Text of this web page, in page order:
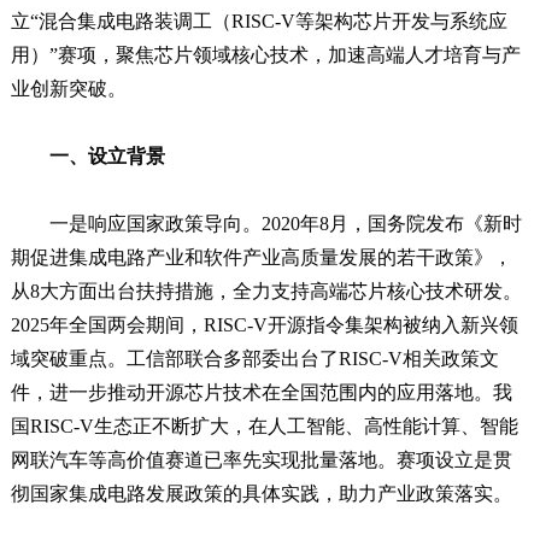
立“混合集成电路装调工（RISC-V等架构芯片开发与系统应
用）”赛项，聚焦芯片领域核心技术，加速高端人才培育与产
业创新突破。
一、设立背景
一是响应国家政策导向。2020年8月，国务院发布《新时
期促进集成电路产业和软件产业高质量发展的若干政策》，
从8大方面出台扶持措施，全力支持高端芯片核心技术研发。
2025年全国两会期间，RISC-V开源指令集架构被纳入新兴领
域突破重点。工信部联合多部委出台了RISC-V相关政策文
件，进一步推动开源芯片技术在全国范围内的应用落地。我
国RISC-V生态正不断扩大，在人工智能、高性能计算、智能
网联汽车等高价值赛道已率先实现批量落地。赛项设立是贯
彻国家集成电路发展政策的具体实践，助力产业政策落实。